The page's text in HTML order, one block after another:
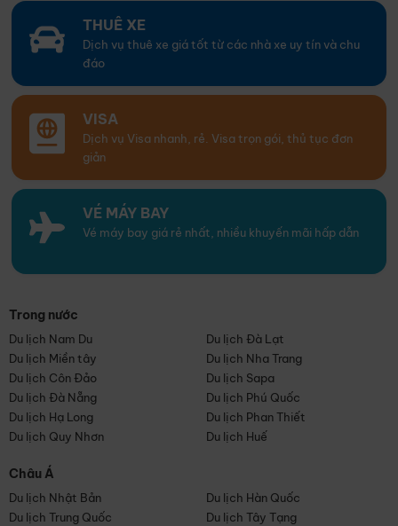
THUÊ XE
Dịch vụ thuê xe giá tốt từ các nhà xe uy tín và chu
đáo
VISA
Dịch vụ Visa nhanh, rẻ. Visa trọn gói, thủ tục đơn
giản
VÉ MÁY BAY
Vé máy bay giá rẻ nhất, nhiều khuyến mãi hấp dẫn
Trong nước
Du lịch Nam Du
Du lịch Đà Lạt
Du lịch Miền tây
Du lịch Nha Trang
Du lịch Côn Đảo
Du lịch Sapa
Du lịch Đà Nẵng
Du lịch Phú Quốc
Du lịch Hạ Long
Du lịch Phan Thiết
Du lịch Quy Nhơn
Du lịch Huế
Châu Á
Du lịch Nhật Bản
Du lịch Hàn Quốc
Du lịch Trung Quốc
Du lịch Tây Tạng